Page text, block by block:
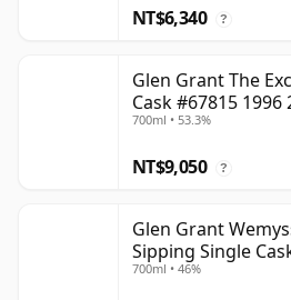
NT$6,340 ?
Glen Grant The
Cask #67815 1996
700ml • 53.3%
NT$9,050 ?
Glen Grant
Sipping Single
700ml • 46%